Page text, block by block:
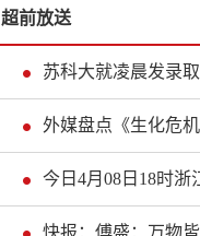
超前放送
苏科大就凌晨发录
外媒盘点《生化危
今日4月08日18时浙